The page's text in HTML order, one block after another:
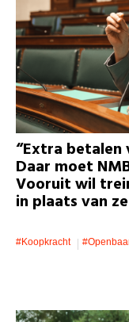
“Extra
Daar moet
Vooruit wil
in plaats van
#koopkracht